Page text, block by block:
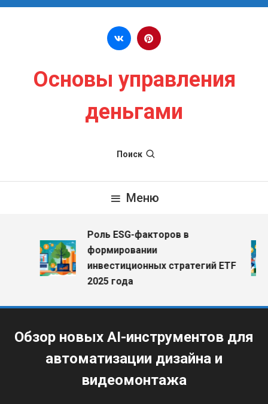
Перейти к содержимому
Основы управления
деньгами
Поиск
Меню
Роль ESG-факторов в
формировании
инвестиционных стратегий ETF
2025 года
Обзор новых AI-инструментов для
автоматизации дизайна и
видеомонтажа